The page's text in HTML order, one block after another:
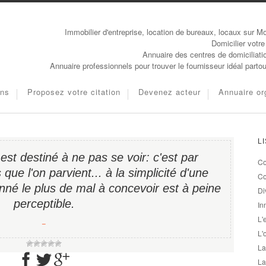
Immobilier d'entreprise, location de bureaux, locaux sur
Domicilier
Annuaire des centres de
Annuaire professionnels pour trouver le fournisseur idéal
Proposez votre citation Devenez acteur Annuaire
destiné à ne pas se voir: c'est par
l'on parvient... à la simplicité d'une
le plus de mal à concevoir est à peine
perceptible.
−